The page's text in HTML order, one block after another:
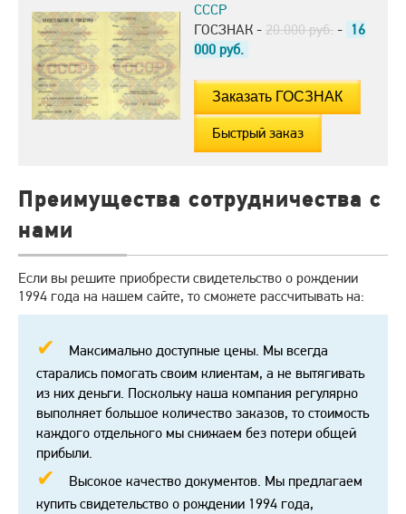
СССР
ГОСЗНАК - 20.000 руб. - 16
000 руб.
Быстрый заказ
Преимущества сотрудничества с
нами
Если вы решите приобрести свидетельство о рождении
1994 года на нашем сайте, то сможете рассчитывать на:
Максимально доступные цены. Мы всегда
старались помогать своим клиентам, а не вытягивать
из них деньги. Поскольку наша компания регулярно
выполняет большое количество заказов, то стоимость
каждого отдельного мы снижаем без потери общей
прибыли.
Высокое качество документов. Мы предлагаем
купить свидетельство о рождении 1994 года,